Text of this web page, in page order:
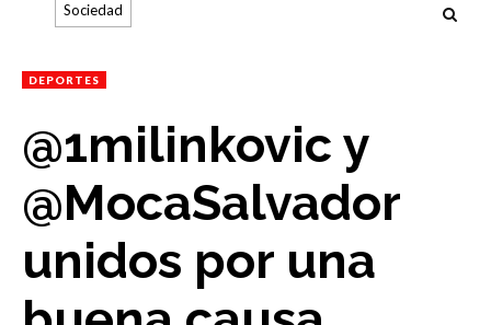
Sociedad
DEPORTES
@1milinkovic y
@MocaSalvador
unidos por una